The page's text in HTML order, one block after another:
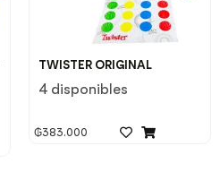
TWISTER ORIGINAL
4 disponibles
₲383.000